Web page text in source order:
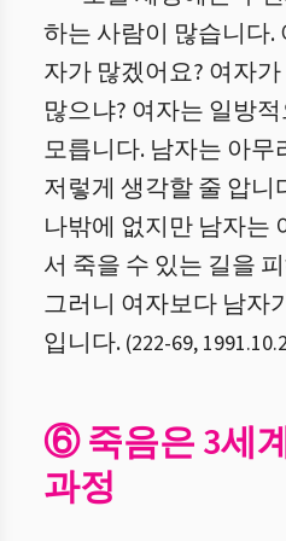
하는 사람이 많습니다.
자가 많겠어요? 여자
많으냐? 여자는 일방
모릅니다. 남자는 아무
저렇게 생각할 줄 압니
나밖에 없지만 남자는
서 죽을 수 있는 길을
그러니 여자보다 남자
입니다. (222-69,
⑥ 죽음은 3세
과정